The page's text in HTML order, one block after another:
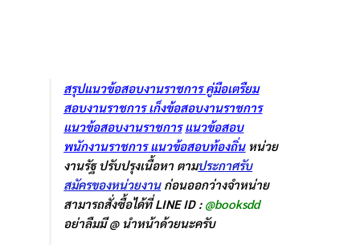
สรุปแนวข้อสอบงานราชการ คู่มือเตรืยม
สอบงานราชการ เก็งข้อสอบงานราชการ
แนวข้อสอบงานราชการ แนวข้อสอบ
พนักงานราชการ แนวข้อสอบท้องถิ่นหน่วย
งานรัฐ ปรับปรุงเนื้อหา ตามประกาศรับ
สมัครของหน่วยงานก่อนออกว่างจำหน่าย
สามารถสั่งซื้อได้ที่ LINE ID : @booksdd
อย่าลืมมี @ นำหน้าด้วยนะครับ